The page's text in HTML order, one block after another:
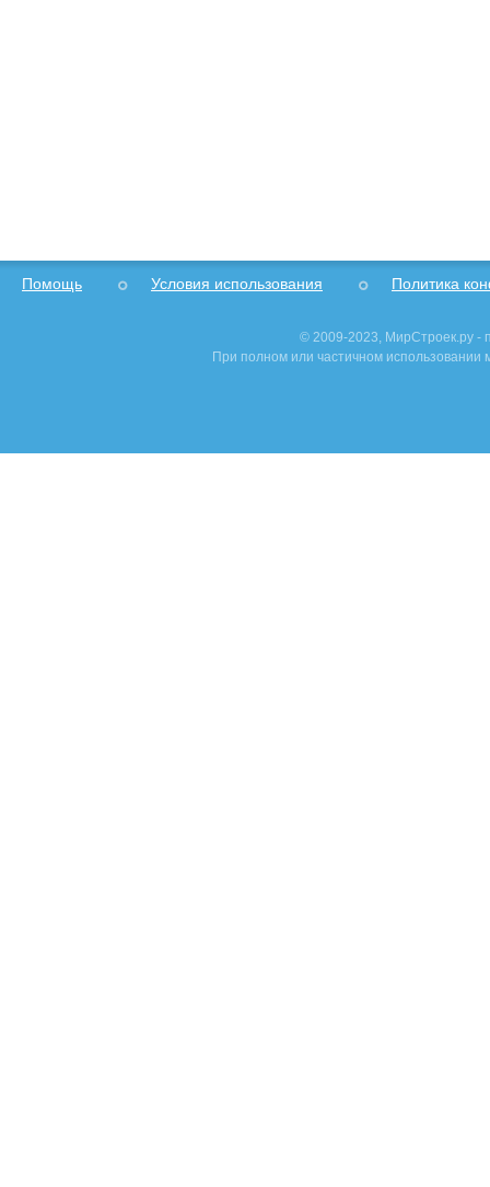
Помощь Условия использования Политика
© 2009-2023, МирСтроек.ру -
При полном или частичном использовании